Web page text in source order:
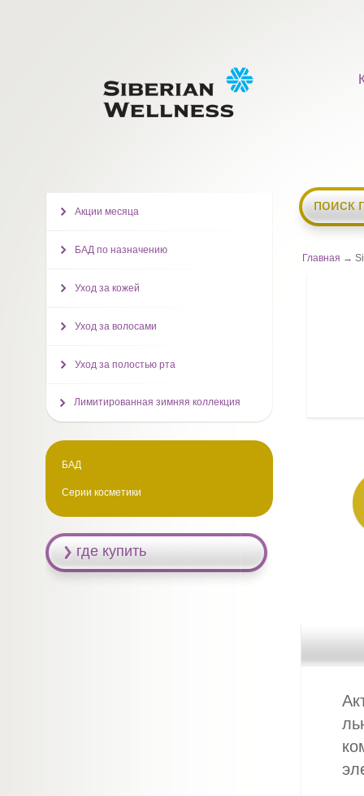
поиск
Главная →
Акции месяца
БАД по назначению
Уход за кожей
Уход за волосами
Уход за полостью рта
Лимитированная зимняя коллекция
БАД
Серии косметики
где купить